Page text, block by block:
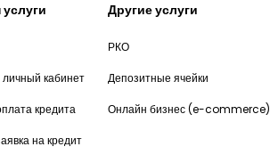
кабинет
кредита
на кредит
Другие услуги
РКО
Депозитные ячейки
Онлайн бизнес (e-commerce)